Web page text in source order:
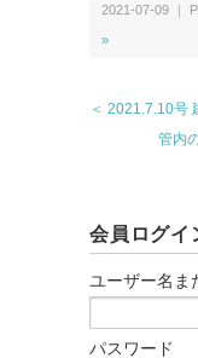
2021-07-09 ｜
»
＜ 2021.7.10号
管内
会員ログイ
ユーザー名ま
パスワード